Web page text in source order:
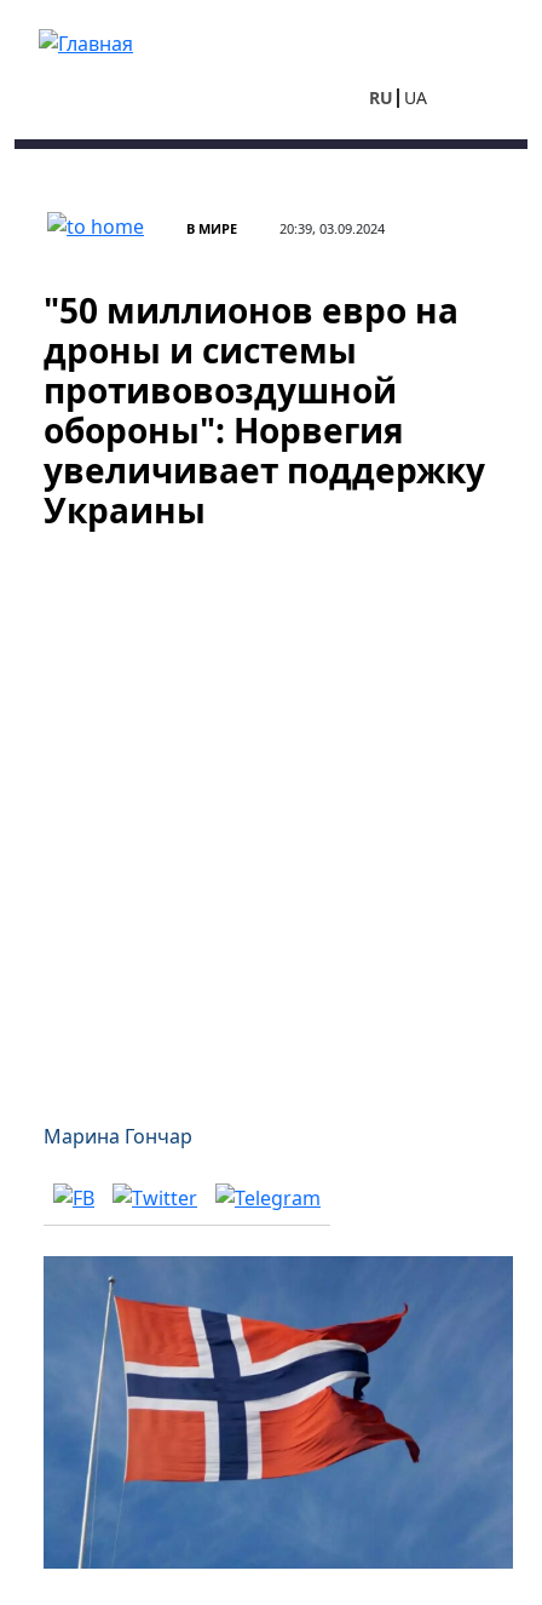
RU UA
В МИРЕ 20:39, 03.09.2024
"50 миллионов евро на
дроны и системы
противовоздушной
обороны": Норвегия
увеличивает поддержку
Украины
Марина Гончар